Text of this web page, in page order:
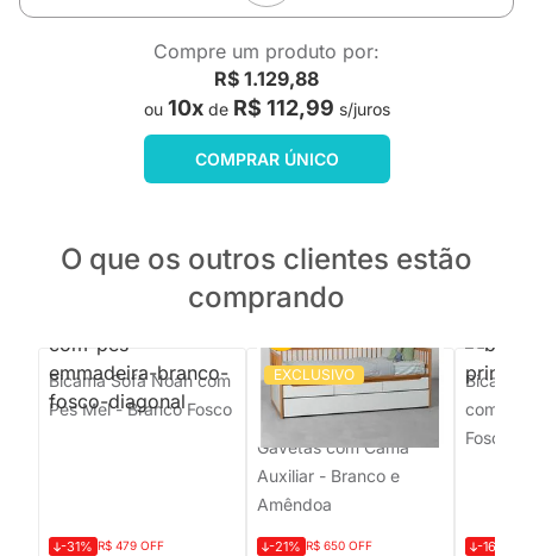
Compre um produto por:
R$ 1.129,88
ou 10xde R$ 112,99 s/juros
COMPRAR ÚNICO
O que os outros clientes estão
comprando
Bicama Sofá Noah com
Pés Mel - Branco Fosco
-31% R$ 479 OFF
EXCLUSIVO
PRONTA ENTREGA
Bicama Nanda 3
Gavetas com Cama
Auxiliar - Branco e
Amêndoa
-21% R$ 650 OFF
Bicama
com
Fosco
-16%